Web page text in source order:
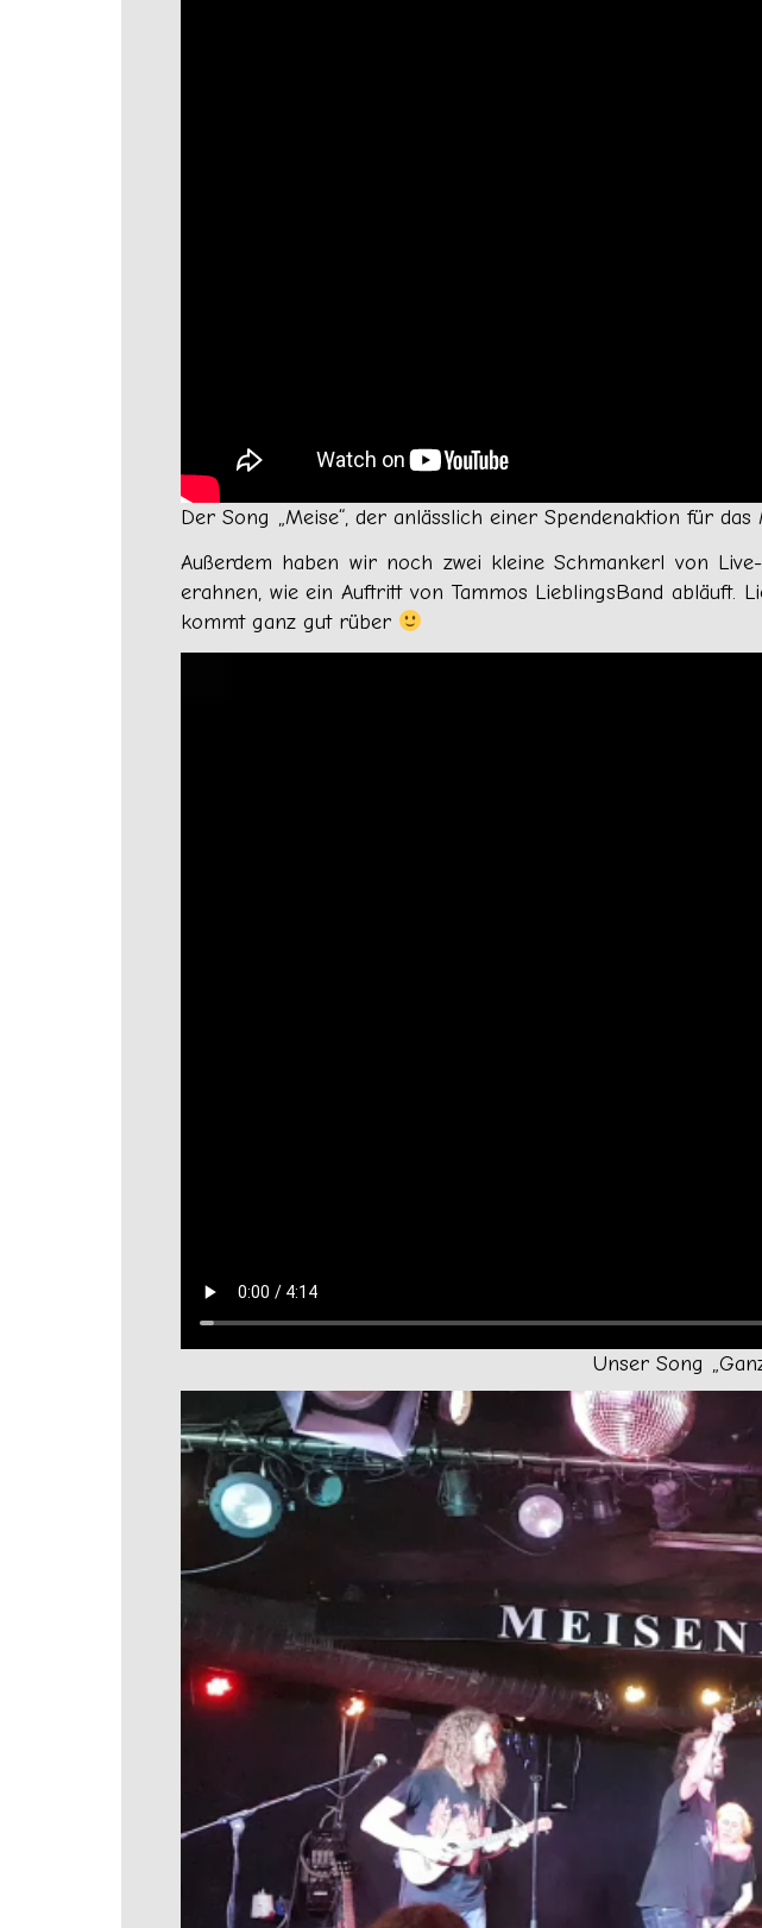
Der Song „Meise“, der anlässlich einer Spendenaktion für
Außerdem haben wir noch zwei kleine Schmankerl von
erahnen, wie ein Auftritt von Tammos LieblingsBand
kommt ganz gut rüber
Unser Song